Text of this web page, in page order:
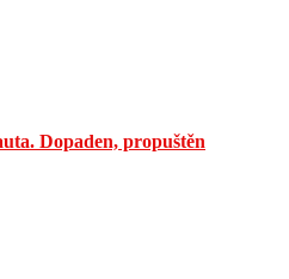
Dopaden, propuštěn